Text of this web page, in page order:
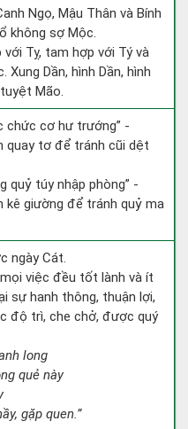
Ngọ, Mậu Thân và Bính
không sợ Mộc.
với Tỵ, tam hợp với Tý và
Xung Dần, hình Dần, hình
Mão.
chức cơ hư trướng” -
quay tơ để tránh cũi dệt
quỷ túy nhập phòng” -
kê giường để tránh quỷ ma
ngày Cát.
việc đều tốt lành và ít
sự hanh thông, thuận lợi,
độ trì, che chở, được quý
long
quẻ này
gặp quen.”